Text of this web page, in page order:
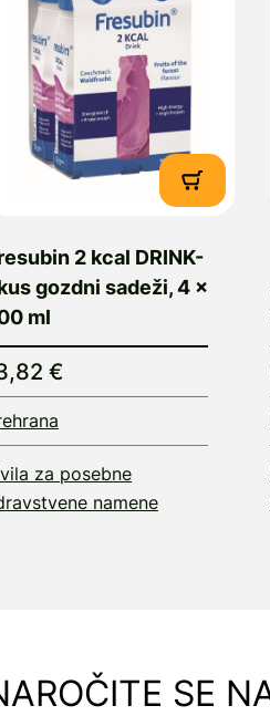
2 kcal DRINK-
gozdni sadeži, 4 x
ml
€
za posebne
namene
SE